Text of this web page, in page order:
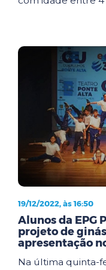
19/12/2022, às 16:50
Alunos da EPG
projeto de
apresentação
Na última quinta-